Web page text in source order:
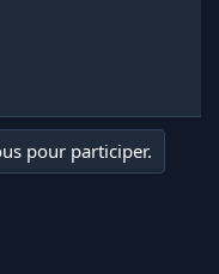
pour participer.